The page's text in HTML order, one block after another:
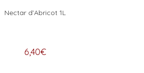
Nectar d’Abricot 1L
6,40€